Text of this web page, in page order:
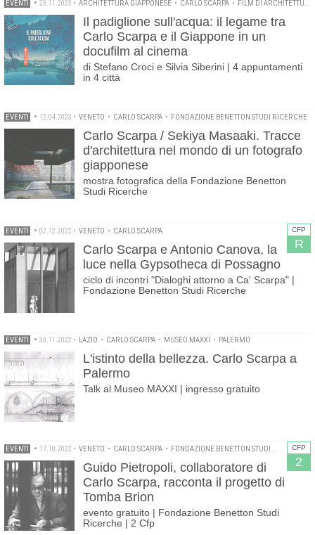
EVENTI • 23.11.2023 • ARCHITETTURA GIAPPONESE • CARLO SCARPA • FILM DI ARCHITETTURA
Il padiglione sull'acqua: il legame tra
Carlo Scarpa e il Giappone in un
docufilm al cinema
di Stefano Croci e Silvia Siberini | 4 appuntamenti
in 4 città
EVENTI • 12.04.2023 • VENETO • CARLO SCARPA • FONDAZIONE BENETTON STUDI RICERCHE
Carlo Scarpa / Sekiya Masaaki. Tracce
d'architettura nel mondo di un fotografo
giapponese
mostra fotografica della Fondazione Benetton
Studi Ricerche
CFP
R
EVENTI • 02.12.2022 • VENETO • CARLO SCARPA
Carlo Scarpa e Antonio Canova, la
luce nella Gypsotheca di Possagno
ciclo di incontri "Dialoghi attorno a Ca' Scarpa" |
Fondazione Benetton Studi Ricerche
EVENTI • 30.11.2022 • LAZIO • CARLO SCARPA • MUSEO MAXXI • PALERMO
L'istinto della bellezza. Carlo Scarpa a
Palermo
Talk al Museo MAXXI | ingresso gratuito
CFP
2
EVENTI • 17.10.2022 • VENETO • CARLO SCARPA • FONDAZIONE BENETTON STUDI RICERCHE
Guido Pietropoli, collaboratore di
Carlo Scarpa, racconta il progetto di
Tomba Brion
evento gratuito | Fondazione Benetton Studi
Ricerche | 2 Cfp